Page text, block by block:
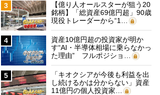
3
【億り人オールスターが狙う20
銘柄】「総資産69億円超」90歳
現役トレーダーから“1…
4
資産10億円超の投資家が明か
す“AI・半導体相場に乗らなかっ
た理由” フルポジショ…
5
「キオクシアが今後も利益を出
し続けるかは分からない」資産
11億円の個人投資家…